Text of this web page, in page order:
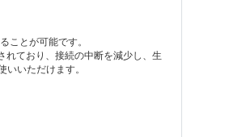
ことが可能です。
れており、接続の中断を減少し、生
いただけます。